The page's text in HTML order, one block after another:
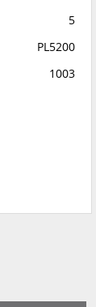
5
PL5200
1003